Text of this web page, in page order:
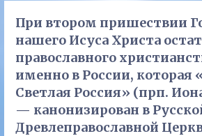
При втором пришествии
нашего Исуса Христа
православного
именно в России, которая
Светлая Россия» (прп.
— канонизирован в
Древлеправославной